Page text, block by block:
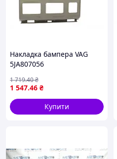
Накладка бампера VAG
5JA807056
1 547.46 ₴
1 719.40₴
Купити